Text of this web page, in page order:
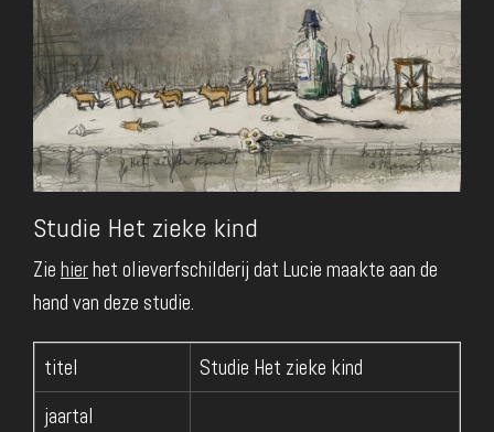
Studie Het zieke kind
Zie hierhet olieverfschilderij dat Lucie maakte aan de
hand van deze studie.
titel
Studie Het zieke kind
jaartal